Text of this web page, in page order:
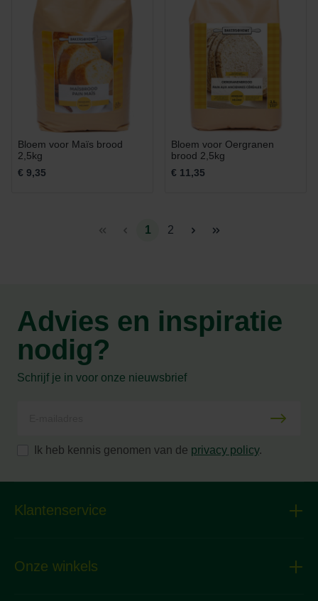
Bloem voor Maïs brood
2,5kg
€ 9,35
Bloem voor Oergranen
brood 2,5kg
€ 11,35
1 2
Advies en inspiratie
nodig?
Schrijf je in voor onze nieuwsbrief
Ik heb kennis genomen van de privacy policy.
Klantenservice
Onze winkels